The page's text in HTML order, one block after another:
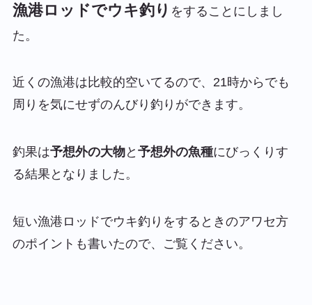
漁港ロッドでウキ釣り をすることにしまし
た。
近くの漁港は比較的空いてるので、21時からでも
周りを気にせずのんびり釣りができます。
釣果は予想外の大物と 予想外の魚種にびっくりす
る結果となりました。
短い漁港ロッドでウキ釣りをするときのアワセ方
のポイントも書いたので、ご覧ください。